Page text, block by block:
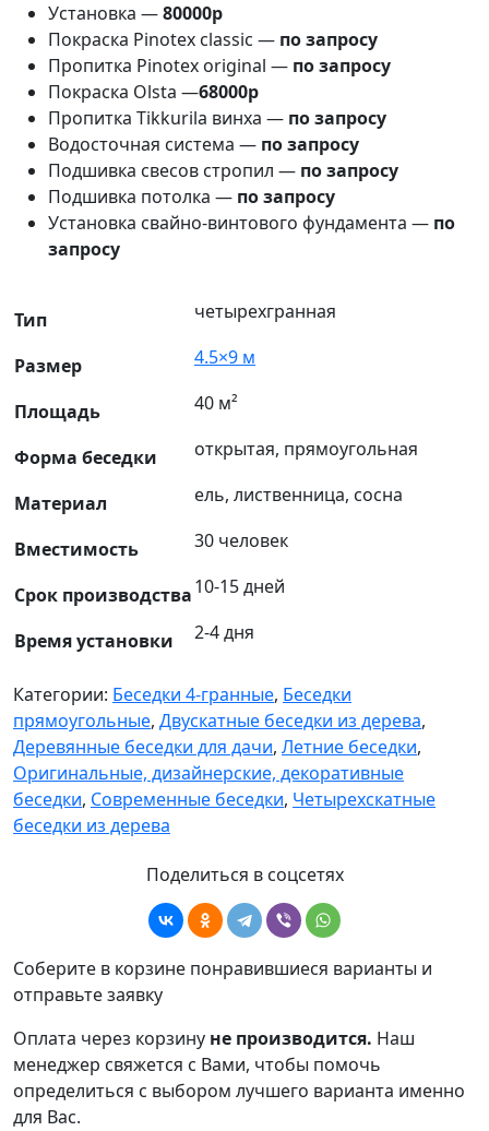
Установка —80000р
Покраска Pinotex classic — по запросу
Пропитка Pinotex original — по запросу
Покраска Olsta —68000р
Пропитка Tikkurila винха — по запросу
Водосточная система — по запросу
Подшивка свесов стропил — по запросу
Подшивка потолка — по запросу
Установка свайно-винтового фундамента — по
запросу
Тип четырехгранная
Размер 4.5×9 м
Площадь 40 м²
Форма беседки открытая, прямоугольная
Материал ель, лиственница, сосна
Вместимость 30 человек
Срок производства10-15 дней
Время установки 2-4 дня
Категории: Беседки 4-гранные, Беседки
прямоугольные, Двускатные беседки из дерева,
Деревянные беседки для дачи, Летние беседки,
Оригинальные, дизайнерские, декоративные
беседки, Современные беседки, Четырехскатные
беседки из дерева
Поделиться в соцсетях
Соберите в корзине понравившиеся варианты и
отправьте заявку
Оплата через корзину не производится. Наш
менеджер свяжется с Вами, чтобы помочь
определиться с выбором лучшего варианта именно
для Вас.